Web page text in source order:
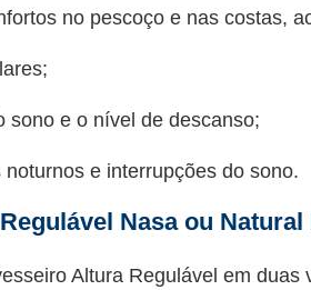
no pescoço e nas costas,
sono e o nível de descanso;
e interrupções do sono.
Nasa ou
Altura Regulável em